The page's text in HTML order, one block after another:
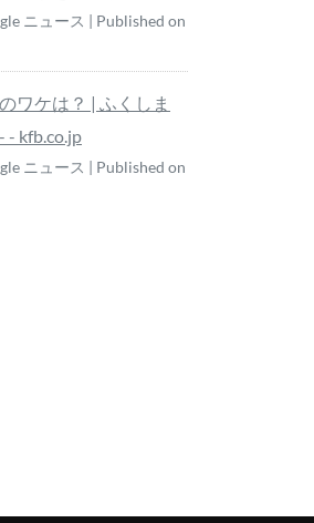
ニュース
Published on
ワケは？ | ふくしま
- kfb.co.jp
ニュース
Published on